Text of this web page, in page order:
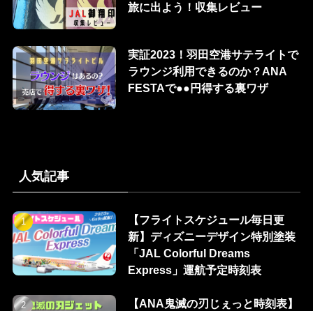
旅に出よう！収集レビュー
実証2023！羽田空港サテライトで
ラウンジ利用できるのか？ANA
FESTAで●●円得する裏ワザ
人気記事
【フライトスケジュール毎日更
新】ディズニーデザイン特別塗装
「JAL Colorful Dreams
Express」運航予定時刻表
【ANA鬼滅の刃じぇっと時刻表】